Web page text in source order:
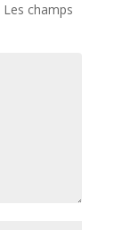
Les champs